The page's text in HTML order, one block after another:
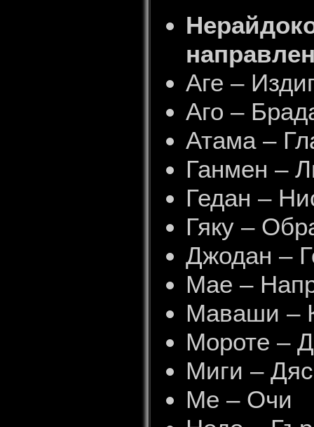
Аге –
Аго –
Атама –
Ганмен –
Гедан –
Гяку –
Джодан –
Мае –
Маваши –
Мороте –
Миги –
Ме – Очи